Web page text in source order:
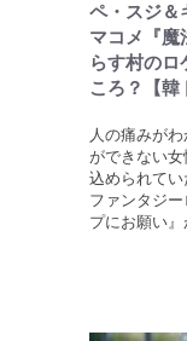
ペ・スジ＆
マコメ『魔
らす村のロ
ころ？【韓
人の痛みが
ができない
込められてい
ファンタジ
プにお願い